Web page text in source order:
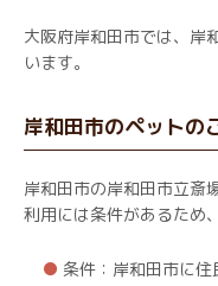
大阪府岸和田市では、岸
います。
岸和田市のペットの
岸和田市の岸和田市立斎
利用には条件があるため
条件：岸和田市に